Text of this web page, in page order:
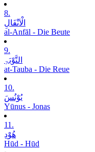
8.
الْاَنْفَالِ
al-Anfāl - Die Beute
9.
التَّوْبَۃِ
at-Tauba - Die Reue
10.
یُوْنُسَ
Yūnus - Jonas
11.
ھُوْدِ
Hūd - Hūd